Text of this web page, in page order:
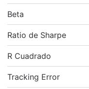
Beta
Ratio de Sharpe
R Cuadrado
Tracking Error